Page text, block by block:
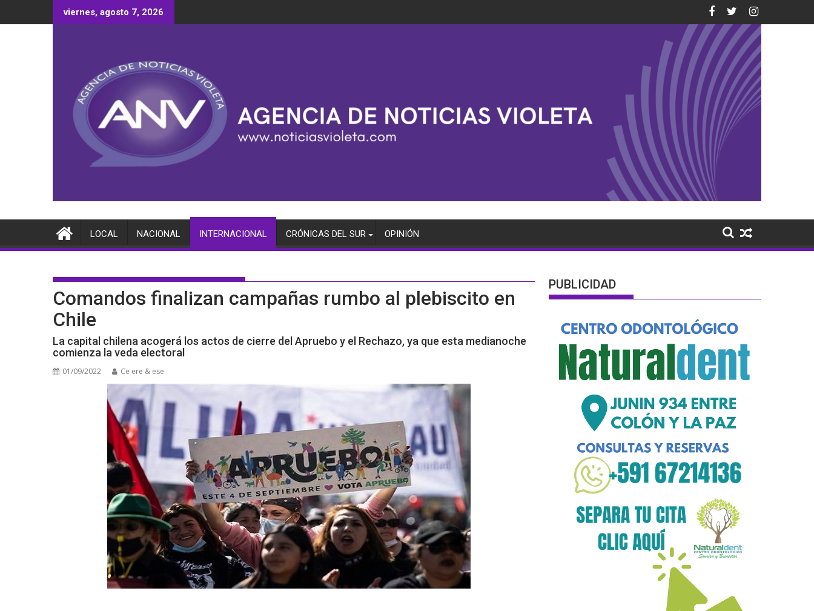
al
viernes, agosto 7, 2026
LOCAL NACIONAL INTERNACIONAL CRÓNICAS DEL SUR OPINIÓN
Comandos finalizan campañas rumbo al plebiscito en
Chile
La capital chilena acogerá los actos de cierre del Apruebo y el Rechazo, ya que esta medianoche
comienza la veda electoral
01/09/2022 Ce ere & ese
PUBLICIDAD